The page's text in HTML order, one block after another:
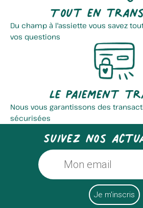
Tout en
Du champ à l'assiette vous savez
vos questions
Le paiement
Nous vous garantissons des
sécurisées
Suivez nos